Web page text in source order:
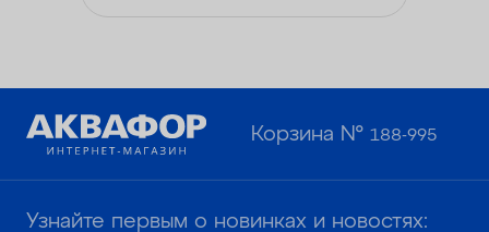
Корзина №188-995
Узнайте первым о новинках и новостях: